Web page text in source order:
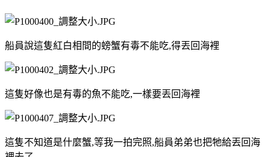
船員說這隻紅白相間的螃蟹有毒不能吃,得丟回海裡
這隻好像也是有毒的魚不能吃,一樣要丟回海裡
這隻不知道是什麼蟹,等我一拍完照,船員弟弟也把牠給丟回海